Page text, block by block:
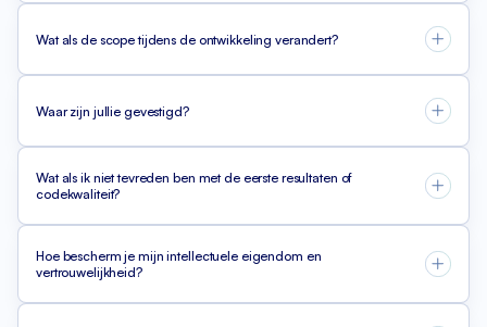
Wat als de scope tijdens de ontwikkeling verandert?
Waar zijn jullie gevestigd?
Wat als ik niet tevreden ben met de eerste resultaten of
codekwaliteit?
Hoe bescherm je mijn intellectuele eigendom en
vertrouwelijkheid?